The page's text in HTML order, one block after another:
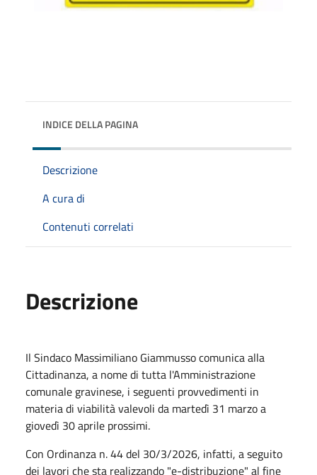
INDICE DELLA PAGINA
Descrizione
A cura di
Contenuti correlati
Descrizione
Il Sindaco Massimiliano Giammusso comunica alla
Cittadinanza, a nome di tutta l'Amministrazione
comunale gravinese, i seguenti provvedimenti in
materia di viabilità valevoli da martedì 31 marzo a
giovedì 30 aprile prossimi.
Con Ordinanza n. 44 del 30/3/2026, infatti, a seguito
dei lavori che sta realizzando "e-distribuzione" al fine